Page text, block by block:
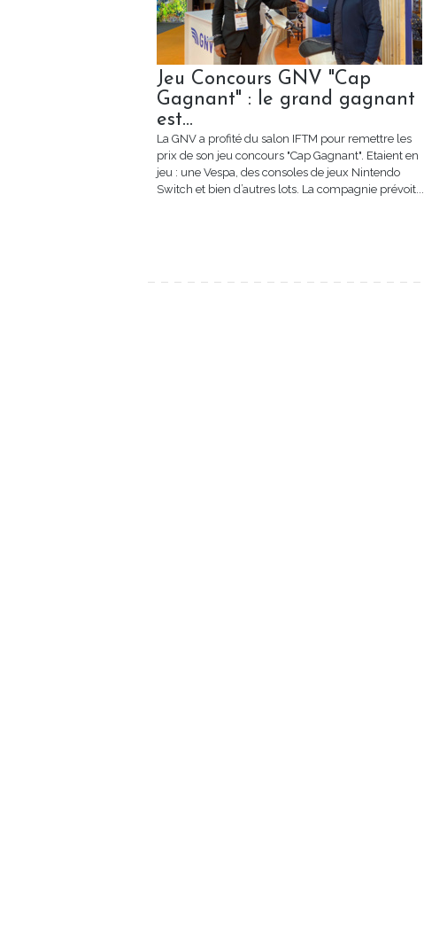
Jeu Concours GNV "Cap
Gagnant" : le grand gagnant
est…
La GNV a profité du salon IFTM pour remettre les
prix de son jeu concours "Cap Gagnant". Etaient en
jeu : une Vespa, des consoles de jeux Nintendo
Switch et bien d’autres lots. La compagnie prévoit...